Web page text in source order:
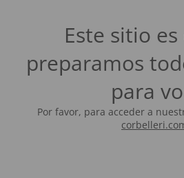
Este sitio
preparamos
para
Por favor, para acceder a